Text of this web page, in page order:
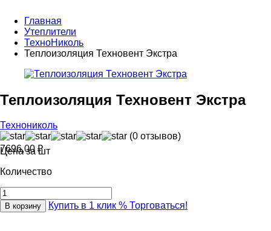
Главная
Утеплители
ТехноНиколь
Теплоизоляция Техновент Экстра
Теплоизоляция Техновент Экстра
Технониколь
(0 отзывов)
7696,00 ₽
Цена за шт
Количество
В корзину Купить в 1 клик % Торговаться!